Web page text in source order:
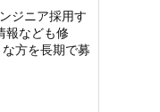
ジニア採用す
報なども修
方を長期で募